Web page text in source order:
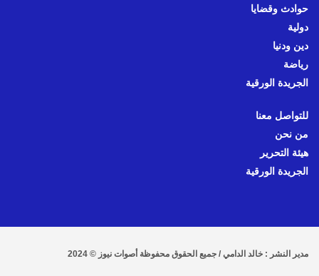
حوادث وقضايا
دولية
دين ودنيا
رياضة
الجريدة الورقية
للتواصل معنا
من نحن
هيئة التحرير
الجريدة الورقية
مدير النشر : خالد الدامي / جميع الحقوق محفوظة أصوات نيوز © 2024